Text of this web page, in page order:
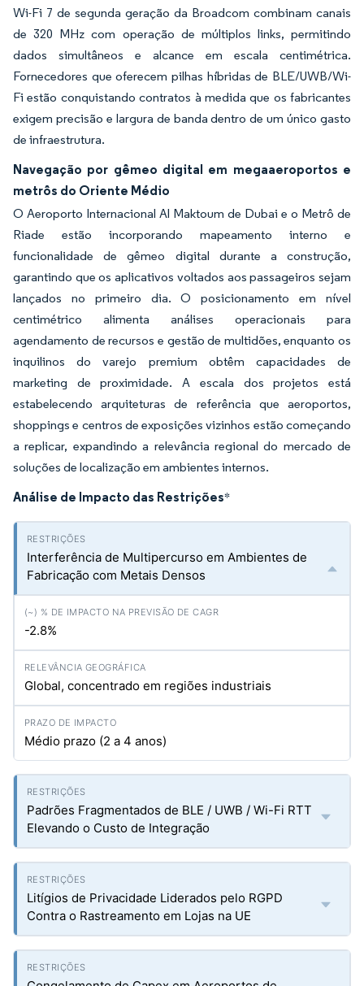
Wi-Fi 7 de segunda geração da Broadcom combinam canais
de 320 MHz com operação de múltiplos links, permitindo
dados simultâneos e alcance em escala centimétrica.
Fornecedores que oferecem pilhas híbridas de BLE/UWB/Wi-
Fi estão conquistando contratos à medida que os fabricantes
exigem precisão e largura de banda dentro de um único gasto
de infraestrutura.
Navegação por gêmeo digital em megaaeroportos e
metrôs do Oriente Médio
O Aeroporto Internacional Al Maktoum de Dubai e o Metrô de
Riade estão incorporando mapeamento interno e
funcionalidade de gêmeo digital durante a construção,
garantindo que os aplicativos voltados aos passageiros sejam
lançados no primeiro dia. O posicionamento em nível
centimétrico alimenta análises operacionais para
agendamento de recursos e gestão de multidões, enquanto os
inquilinos do varejo premium obtêm capacidades de
marketing de proximidade. A escala dos projetos está
estabelecendo arquiteturas de referência que aeroportos,
shoppings e centros de exposições vizinhos estão começando
a replicar, expandindo a relevância regional do mercado de
soluções de localização em ambientes internos.
Análise de Impacto das Restrições*
Interferência de Multipercurso em Ambientes de
Fabricação com Metais Densos
-2.8%
Global, concentrado em regiões industriais
Médio prazo (2 a 4 anos)
Padrões Fragmentados de BLE / UWB / Wi-Fi RTT
Elevando o Custo de Integração
Litígios de Privacidade Liderados pelo RGPD
Contra o Rastreamento em Lojas na UE